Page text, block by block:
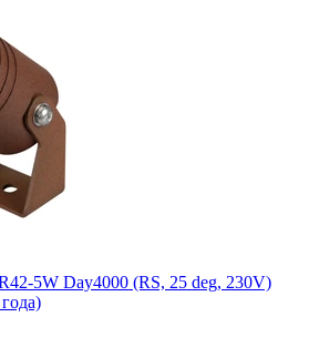
5W Day4000 (RS, 25 deg, 230V)